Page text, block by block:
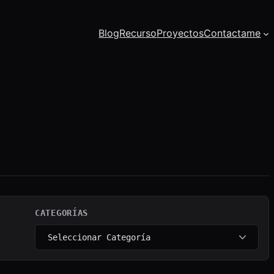
BlogRecursoProyectosContactame
CATEGORÍAS